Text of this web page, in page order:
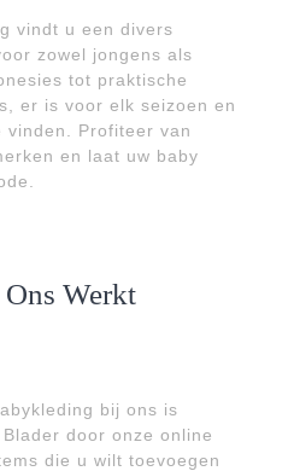
vindt u een divers
zowel jongens als
tot praktische
er is voor elk seizoen en
Profiteer van
en laat uw baby
Werkt
bij ons is
door onze online
die u wilt toevoegen